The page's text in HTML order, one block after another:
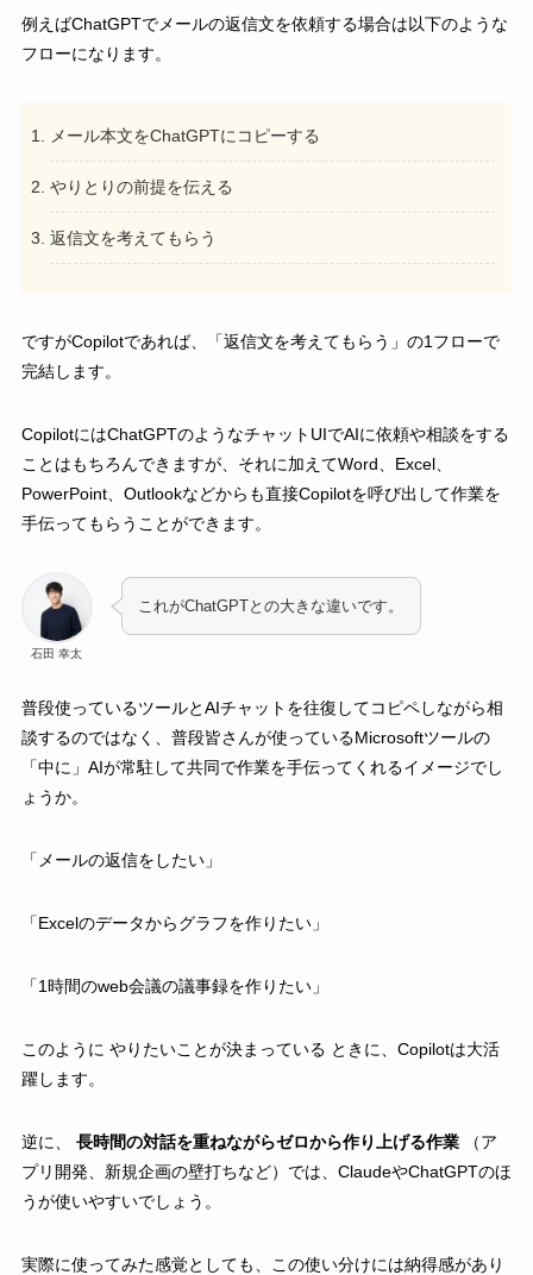
例えばChatGPTでメールの返信文を依頼する場合は以下のような
フローになります。
メール本文をChatGPTにコピーする
やりとりの前提を伝える
返信文を考えてもらう
ですがCopilotであれば、「返信文を考えてもらう」の1フローで
完結します。
CopilotにはChatGPTのようなチャットUIでAIに依頼や相談をする
ことはもちろんできますが、それに加えてWord、Excel、
PowerPoint、Outlookなどからも直接Copilotを呼び出して作業を
手伝ってもらうことができます。
石田 幸太
これがChatGPTとの大きな違いです。
普段使っているツールとAIチャットを往復してコピペしながら相
談するのではなく、普段皆さんが使っているMicrosoftツールの
「中に」AIが常駐して共同で作業を手伝ってくれるイメージでし
ょうか。
「メールの返信をしたい」
「Excelのデータからグラフを作りたい」
「1時間のweb会議の議事録を作りたい」
このように やりたいことが決まっている ときに、Copilotは大活
躍します。
逆に、 長時間の対話を重ねながらゼロから作り上げる作業（ア
プリ開発、新規企画の壁打ちなど）では、ClaudeやChatGPTのほ
うが使いやすいでしょう。
実際に使ってみた感覚としても、この使い分けには納得感があり